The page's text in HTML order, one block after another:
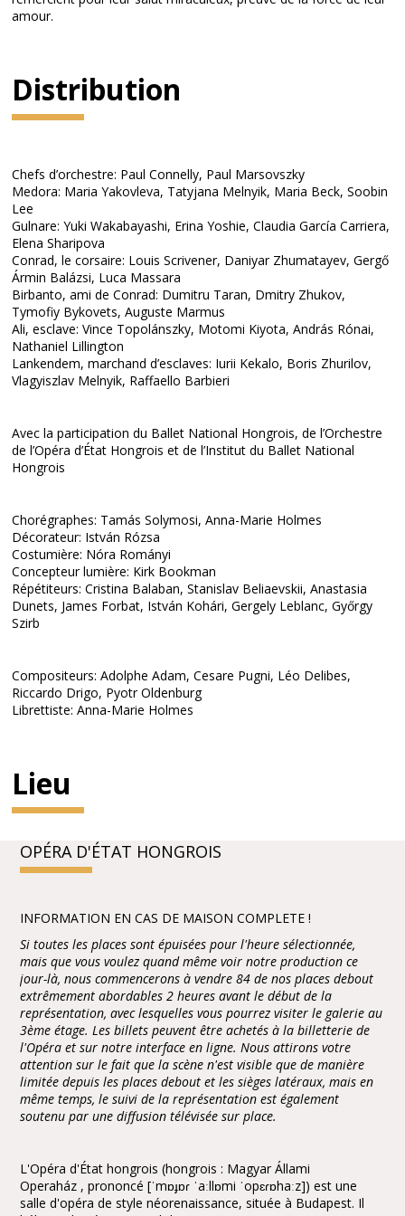
amour.
Distribution
Chefs d’orchestre: Paul Connelly, Paul Marsovszky
Medora: Maria Yakovleva, Tatyjana Melnyik, Maria Beck, Soobin
Lee
Gulnare: Yuki Wakabayashi, Erina Yoshie, Claudia García Carriera,
Elena Sharipova
Conrad, le corsaire: Louis Scrivener, Daniyar Zhumatayev, Gergő
Ármin Balázsi, Luca Massara
Birbanto, ami de Conrad: Dumitru Taran, Dmitry Zhukov,
Tymofiy Bykovets, Auguste Marmus
Ali, esclave: Vince Topolánszky, Motomi Kiyota, András Rónai,
Nathaniel Lillington
Lankendem, marchand d’esclaves: Iurii Kekalo, Boris Zhurilov,
Vlagyiszlav Melnyik, Raffaello Barbieri
Avec la participation du Ballet National Hongrois, de l’Orchestre
de l’Opéra d’État Hongrois et de l’Institut du Ballet National
Hongrois
Chorégraphes: Tamás Solymosi, Anna-Marie Holmes
Décorateur: István Rózsa
Costumière: Nóra Rományi
Concepteur lumière: Kirk Bookman
Répétiteurs: Cristina Balaban, Stanislav Beliaevskii, Anastasia
Dunets, James Forbat, István Kohári, Gergely Leblanc, Győrgy
Szirb
Compositeurs: Adolphe Adam, Cesare Pugni, Léo Delibes,
Riccardo Drigo, Pyotr Oldenburg
Librettiste: Anna-Marie Holmes
Lieu
OPÉRA D'ÉTAT HONGROIS
INFORMATION EN CAS DE MAISON COMPLETE !
Si toutes les places sont épuisées pour l'heure sélectionnée,
mais que vous voulez quand même voir notre production ce
jour-là, nous commencerons à vendre 84 de nos places debout
extrêmement abordables 2 heures avant le début de la
représentation, avec lesquelles vous pourrez visiter le galerie au
3ème étage. Les billets peuvent être achetés à la billetterie de
l'Opéra et sur notre interface en ligne. Nous attirons votre
attention sur le fait que la scène n'est visible que de manière
limitée depuis les places debout et les sièges latéraux, mais en
même temps, le suivi de la représentation est également
soutenu par une diffusion télévisée sur place.
L'Opéra d'État hongrois (hongrois : Magyar Állami
Operaház , prononcé [ˈmɒɟɒɾ ˈaːllɒmi ˈopɛɾɒhaːz]) est une
salle d'opéra de style néorenaissance, située à Budapest. Il